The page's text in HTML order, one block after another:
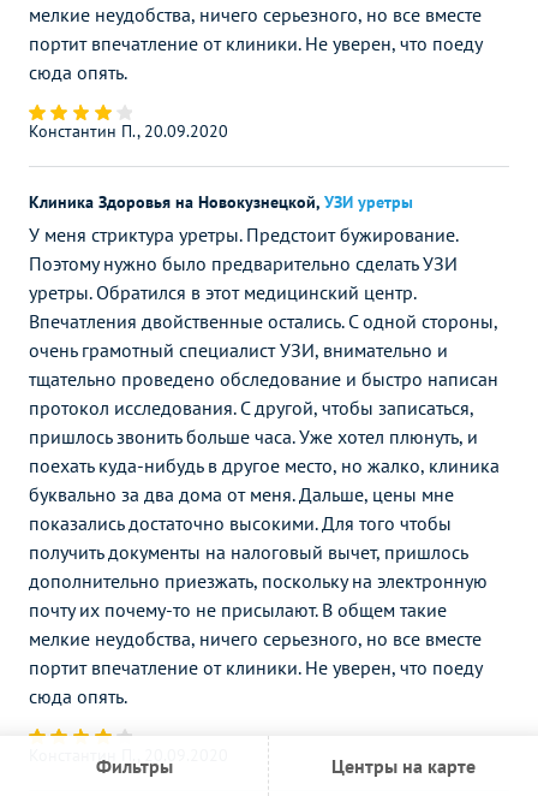
Фильтры Центры на карте
мелкие неудобства, ничего серьезного, но все вместе
портит впечатление от клиники. Не уверен, что поеду
сюда опять.
Константин П., 20.09.2020
Клиника Здоровья на Новокузнецкой, УЗИ уретры
У меня стриктура уретры. Предстоит бужирование.
Поэтому нужно было предварительно сделать УЗИ
уретры. Обратился в этот медицинский центр.
Впечатления двойственные остались. С одной стороны,
очень грамотный специалист УЗИ, внимательно и
тщательно проведено обследование и быстро написан
протокол исследования. С другой, чтобы записаться,
пришлось звонить больше часа. Уже хотел плюнуть, и
поехать куда-нибудь в другое место, но жалко, клиника
буквально за два дома от меня. Дальше, цены мне
показались достаточно высокими. Для того чтобы
получить документы на налоговый вычет, пришлось
дополнительно приезжать, поскольку на электронную
почту их почему-то не присылают. В общем такие
мелкие неудобства, ничего серьезного, но все вместе
портит впечатление от клиники. Не уверен, что поеду
сюда опять.
Константин П., 20.09.2020